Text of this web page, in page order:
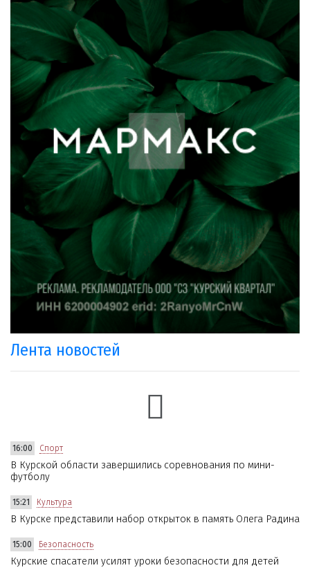
Лента новостей
16:00 Спорт
В Курской области завершились соревнования по мини-
футболу
15:21 Культура
В Курске представили набор открыток в память Олега Радина
15:00 Безопасность
Курские спасатели усилят уроки безопасности для детей